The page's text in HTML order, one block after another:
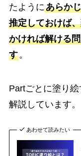
たようにあらか
推定しておけば
かければ解ける
す。
Partごとに塗り
解説しています。
あわせて読みたい